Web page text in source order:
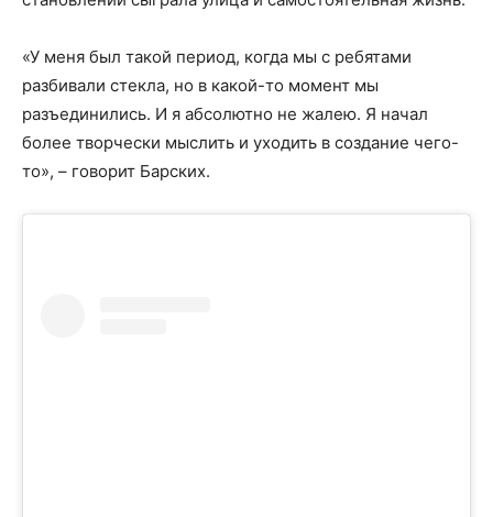
«У меня был такой период, когда мы с ребятами
разбивали стекла, но в какой-то момент мы
разъединились. И я абсолютно не жалею. Я начал
более творчески мыслить и уходить в создание чего-
то», – говорит Барских.